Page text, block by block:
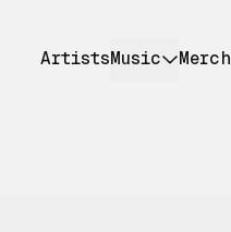
ArtistsMusic Merch